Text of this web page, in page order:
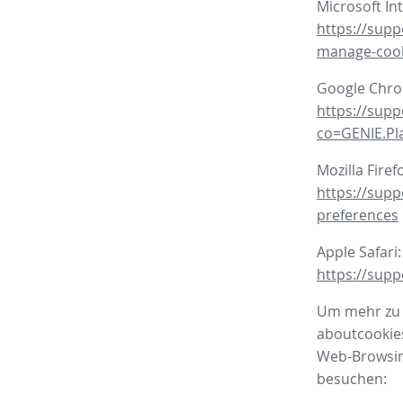
Microsoft
https://
manage-
Google
https://
Mozilla
https://
preferences
Apple Safari:
https://
Um mehr
Web-
besuchen: